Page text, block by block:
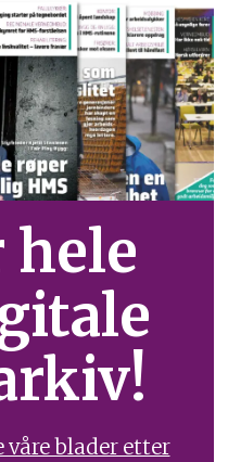
hele
våre blader etter